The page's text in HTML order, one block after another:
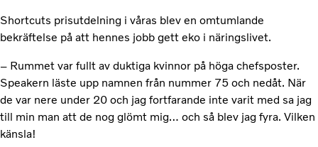
Shortcuts prisutdelning i våras blev en omtumlande
bekräftelse på att hennes jobb gett eko i näringslivet.
– Rummet var fullt av duktiga kvinnor på höga chefsposter.
Speakern läste upp namnen från nummer 75 och nedåt. När
de var nere under 20 och jag fortfarande inte varit med sa jag
till min man att de nog glömt mig… och så blev jag fyra. Vilken
känsla!